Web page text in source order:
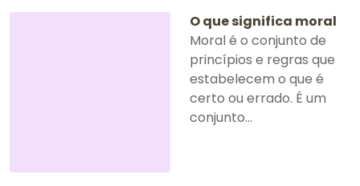
O que significa moral
Moral é o conjunto de
princípios e regras que
estabelecem o que é
certo ou errado. É um
conjunto...